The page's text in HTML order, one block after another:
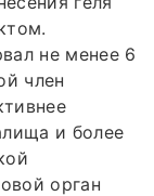
не менее 6
член
и более
орган